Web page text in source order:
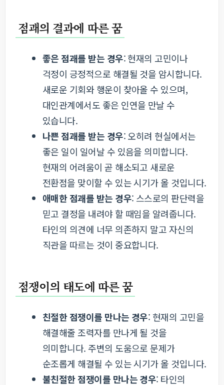
점괘의 결과에 따른 꿈
좋은 점괘를 받는 경우: 현재의 고민이나
걱정이 긍정적으로 해결될 것을 암시합니다.
새로운 기회와 행운이 찾아올 수 있으며,
대인관계에서도 좋은 인연을 만날 수
있습니다.
나쁜 점괘를 받는 경우: 오히려 현실에서는
좋은 일이 일어날 수 있음을 의미합니다.
현재의 어려움이 곧 해소되고 새로운
전환점을 맞이할 수 있는 시기가 올 것입니다.
애매한 점괘를 받는 경우: 스스로의 판단력을
믿고 결정을 내려야 할 때임을 알려줍니다.
타인의 의견에 너무 의존하지 말고 자신의
직관을 따르는 것이 중요합니다.
점쟁이의 태도에 따른 꿈
친절한 점쟁이를 만나는 경우: 현재의 고민을
해결해줄 조력자를 만나게 될 것을
의미합니다. 주변의 도움으로 문제가
순조롭게 해결될 수 있는 시기가 올 것입니다.
불친절한 점쟁이를 만나는 경우: 타인의